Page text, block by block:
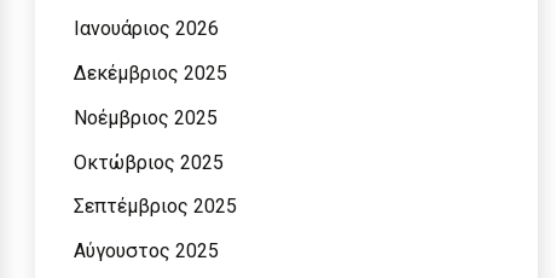
Ιανουάριος 2026
Δεκέμβριος 2025
Νοέμβριος 2025
Οκτώβριος 2025
Σεπτέμβριος 2025
Αύγουστος 2025